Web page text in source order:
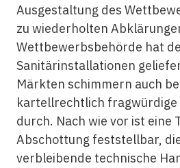
Ausgestaltung des
zu wiederholten
Wettbewerbsbehörde hat
Sanitärinstallationen
Märkten schimmern auch
kartellrechtlich fragwürdige
durch. Nach wie vor ist eine
Abschottung feststellbar,
verbleibende technische